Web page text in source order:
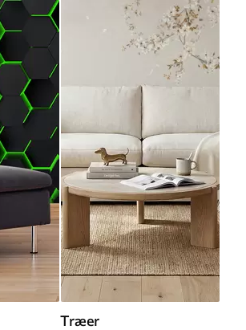
Træer